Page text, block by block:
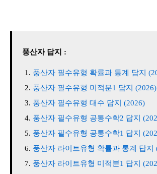
풍산자 답지 :
풍산자 필수유형 확률과 통계 답지
풍산자 필수유형 미적분1 답지 (2026)
풍산자 필수유형 대수 답지 (2026)
풍산자 필수유형 공통수학2 답지
풍산자 필수유형 공통수학1 답지
풍산자 라이트유형 확률과 통계 답지
풍산자 라이트유형 미적분1 답지